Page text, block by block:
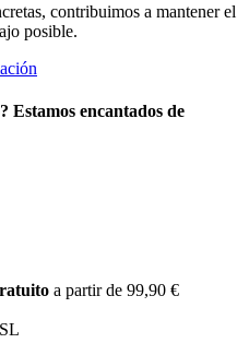
contribuimos a mantener el
posible.
Estamos encantados de
a partir de 99,90 €